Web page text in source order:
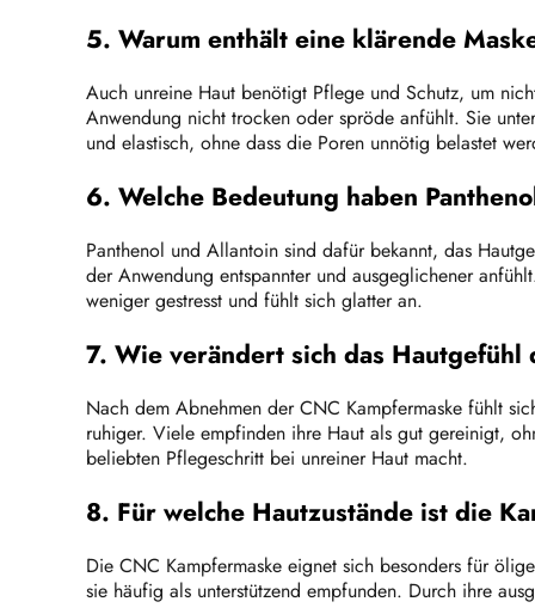
5. Warum enthält eine klärende
Auch unreine Haut benötigt Pflege und Schutz, um
Anwendung nicht trocken oder spröde anfühlt. Sie
und elastisch, ohne dass die Poren unnötig belastet
6. Welche Bedeutung haben
Panthenol und Allantoin sind dafür bekannt, das
der Anwendung entspannter und ausgeglichener
weniger gestresst und fühlt sich glatter an.
7. Wie verändert sich das
Nach dem Abnehmen der CNC Kampfermaske fühlt
ruhiger. Viele empfinden ihre Haut als gut gereinigt,
beliebten Pflegeschritt bei unreiner Haut macht.
8. Für welche Hautzustände ist die
Die CNC Kampfermaske eignet sich besonders für
sie häufig als unterstützend empfunden. Durch ihre